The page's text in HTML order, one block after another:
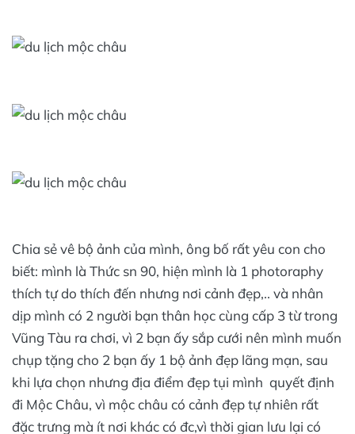
Chia sẻ vê bộ ảnh của mình, ông bố rất yêu con cho
biết: mình là Thức sn 90, hiện mình là 1 photoraphy
thích tự do thích đến nhưng nơi cảnh đẹp,.. và nhân
dịp mình có 2 người bạn thân học cùng cấp 3 từ trong
Vũng Tàu ra chơi, vì 2 bạn ấy sắp cưới nên mình muốn
chụp tặng cho 2 bạn ấy 1 bộ ảnh đẹp lãng mạn, sau
khi lựa chọn nhưng địa điểm đẹp tụi mình quyết định
đi Mộc Châu, vì mộc châu có cảnh đẹp tự nhiên rất
đặc trưng mà ít nơi khác có đc,vì thời gian lưu lại có